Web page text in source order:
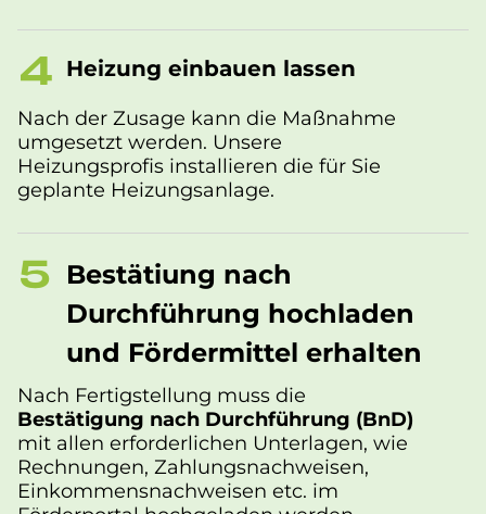
Hei­zung ein­bau­en las­sen
Nach der Zusage kann die Maßnahme
umgesetzt werden. Unsere
Heizungsprofis installieren die für Sie
geplante Heizungsanlage.
Be­stä­ti­ung nach
Durch­füh­rung hoch­la­den
und För­der­mit­tel er­hal­ten
Nach Fertigstellung muss die
Bestätigung nach Durchführung (BnD)
mit allen erforderlichen Unterlagen, wie
Rechnungen, Zahlungsnachweisen,
Einkommensnachweisen etc. im